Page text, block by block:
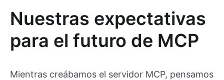
Nuestras expectativas
para el futuro de MCP
Mientras creábamos el servidor MCP, pensamos